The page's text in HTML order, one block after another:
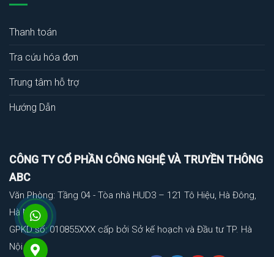
Thanh toán
Tra cứu hóa đơn
Trung tâm hỗ trợ
Hướng Dẫn
CÔNG TY CỔ PHẦN CÔNG NGHỆ VÀ TRUYỀN THÔNG
ABC
Văn Phòng: Tầng 04 - Tòa nhà HUD3 – 121 Tô Hiệu, Hà Đông,
Hà Nội
GPKD số: 010855XXX cấp bởi Sở kế hoạch và Đầu tư TP. Hà
Nội